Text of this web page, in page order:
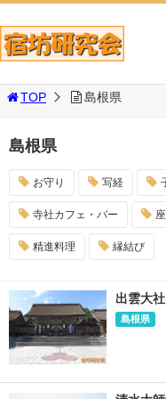
TOP 島根県
島根県
お守り 写経
寺社カフェ・バー
精進料理 縁結び
出雲大
島根県